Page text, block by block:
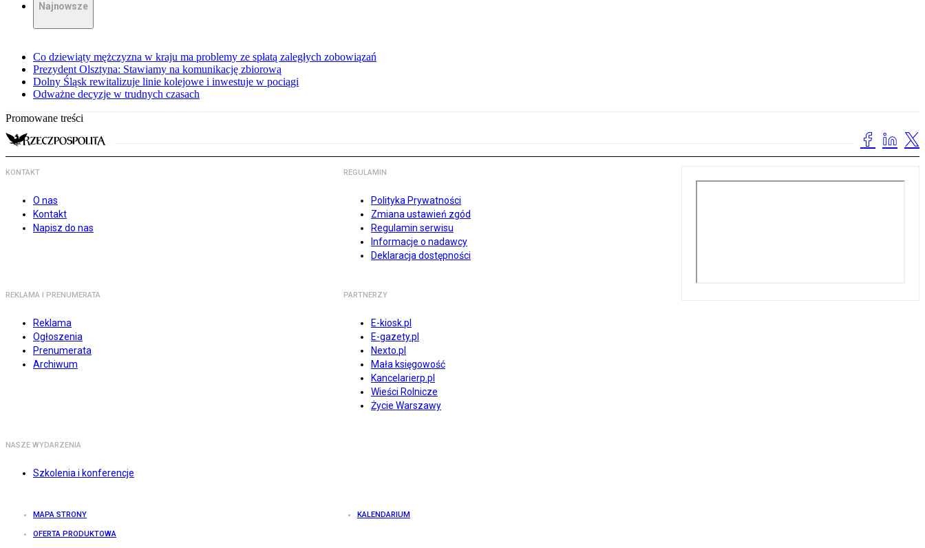
Najnowsze
Co dziewiąty mężczyzna w kraju ma problemy ze spłatą zaległych zobowiązań
Prezydent Olsztyna: Stawiamy na komunikację zbiorową
Dolny Śląsk rewitalizuje linie kolejowe i inwestuje w pociągi
Odważne decyzje w trudnych czasach
Promowane treści
KONTAKT
O nas
Kontakt
Napisz do nas
REGULAMIN
Polityka Prywatności
Zmiana ustawień zgód
Regulamin serwisu
Informacje o nadawcy
Deklaracja dostępności
REKLAMA I PRENUMERATA
Reklama
Ogłoszenia
Prenumerata
Archiwum
PARTNERZY
E-kiosk.pl
E-gazety.pl
Nexto.pl
Mała księgowość
Kancelarierp.pl
Wieści Rolnicze
Życie Warszawy
NASZE WYDARZENIA
Szkolenia i konferencje
MAPA STRONY KALENDARIUM
OFERTA PRODUKTOWA